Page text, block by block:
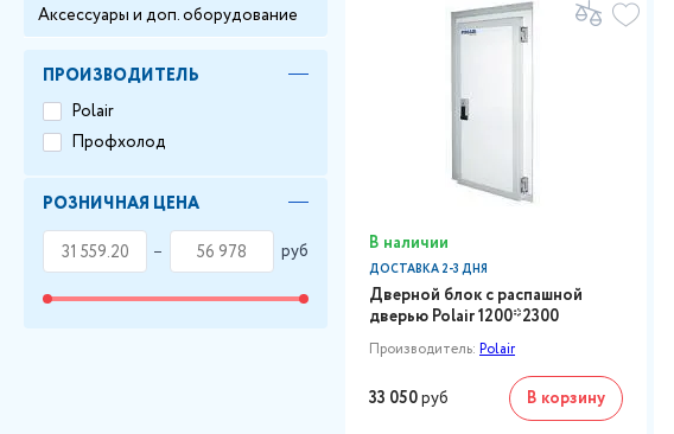
Аксессуары и доп. оборудование
ПРОИЗВОДИТЕЛЬ
Polair
Профхолод
РОЗНИЧНАЯ ЦЕНА
руб
В наличии
ДОСТАВКА 2-3 ДНЯ
Дверной блок с распашной
дверью Polair 1200*2300
Производитель: Polair
33 050руб В корзину